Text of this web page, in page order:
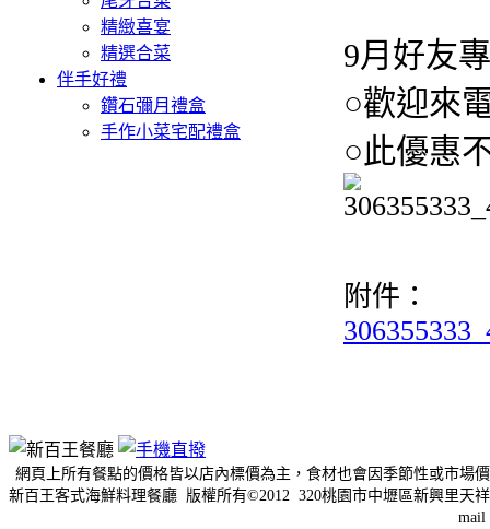
精緻喜宴
精選合菜
伴手好禮
鑽石彌月禮盒
手作小菜宅配禮盒
9月好友
○歡迎來
○此優惠
附件：
網頁上所有餐點的價格皆以店內標價為主，食材也會因季節性或市場
新百王客式海鮮料理餐廳 版權所有©2012 320桃園市中壢區新興里
mail